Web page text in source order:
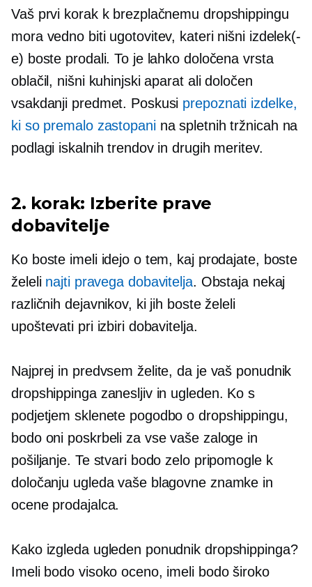
Vaš prvi korak k brezplačnemu dropshippingu
mora vedno biti ugotovitev, kateri nišni izdelek(-
e) boste prodali. To je lahko določena vrsta
oblačil, nišni kuhinjski aparat ali določen
vsakdanji predmet. Poskusi prepoznati izdelke,
ki so premalo zastopanina spletnih tržnicah na
podlagi iskalnih trendov in drugih meritev.
2. korak: Izberite prave
dobavitelje
Ko boste imeli idejo o tem, kaj prodajate, boste
želeli najti pravega dobavitelja. Obstaja nekaj
različnih dejavnikov, ki jih boste želeli
upoštevati pri izbiri dobavitelja.
Najprej in predvsem želite, da je vaš ponudnik
dropshippinga zanesljiv in ugleden. Ko s
podjetjem sklenete pogodbo o dropshippingu,
bodo oni poskrbeli za vse vaše zaloge in
pošiljanje. Te stvari bodo zelo pripomogle k
določanju ugleda vaše blagovne znamke in
ocene prodajalca.
Kako izgleda ugleden ponudnik dropshippinga?
Imeli bodo visoko oceno, imeli bodo široko